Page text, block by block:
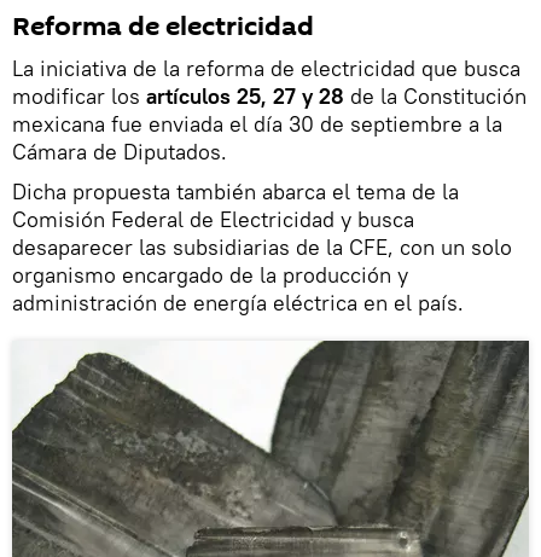
Reforma de electricidad
La iniciativa de la reforma de electricidad que busca
modificar los artículos 25, 27 y 28 de la Constitución
mexicana fue enviada el día 30 de septiembre a la
Cámara de Diputados.
Dicha propuesta también abarca el tema de la
Comisión Federal de Electricidad y busca
desaparecer las subsidiarias de la CFE, con un solo
organismo encargado de la producción y
administración de energía eléctrica en el país.